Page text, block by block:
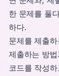
한 문제를 풀
하다.
문제를 제출
제출하는 방
코드를 작성